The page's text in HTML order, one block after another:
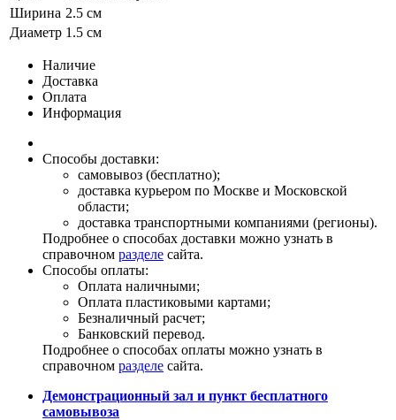
Ширина 2.5 см
Диаметр 1.5 см
Наличие
Доставка
Оплата
Информация
Способы доставки:
самовывоз (бесплатно);
доставка курьером по Москве и Московской
области;
доставка транспортными компаниями (регионы).
Подробнее о способах доставки можно узнать в
справочном разделе сайта.
Способы оплаты:
Оплата наличными;
Оплата пластиковыми картами;
Безналичный расчет;
Банковский перевод.
Подробнее о способах оплаты можно узнать в
справочном разделе сайта.
Демонстрационный зал и пункт бесплатного
самовывоза